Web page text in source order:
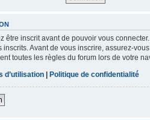
être inscrit avant de pouvoir vous
inscrits. Avant de vous inscrire, assurez-
toutes les règles du forum lors de votre
d’utilisation
Politique de confidentialité